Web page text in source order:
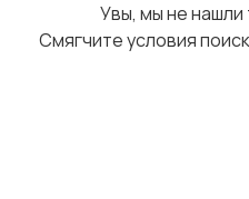
Увы, мы не нашли
Смягчите условия